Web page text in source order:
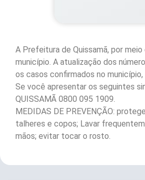
A Prefeitura de Quissamã, por
município. A atualização dos
os casos confirmados no
Se você apresentar os seguintes
QUISSAMÃ 0800 095 1909.
MEDIDAS DE PREVENÇÃO:
talheres e copos; Lavar
mãos; evitar tocar o rosto.